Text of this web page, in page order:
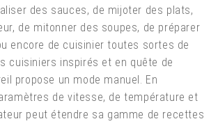
des sauces, de mijoter des plats,
de mitonner des soupes, de préparer
encore de cuisinier toutes sortes de
cuisiniers inspirés et en quête de
propose un mode manuel. En
de vitesse, de température et
peut étendre sa gamme de recettes